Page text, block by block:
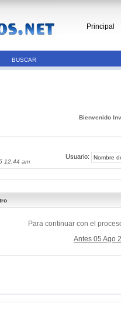
Principal
BUSCAR
Bienvenido
12:44 am
Usuario:
Para continuar con el
Antes 05 Ago